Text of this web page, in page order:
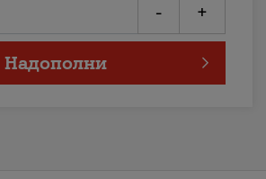
- +
Надополни